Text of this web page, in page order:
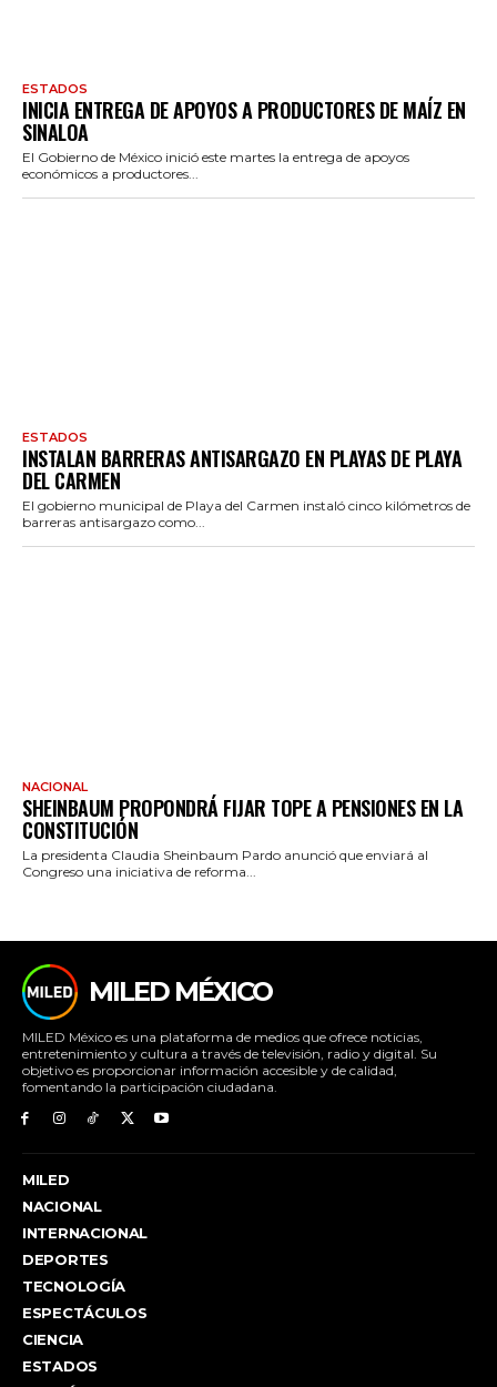
ESTADOS
INICIA ENTREGA DE APOYOS A PRODUCTORES DE MAÍZ EN
SINALOA
El Gobierno de México inició este martes la entrega de apoyos
económicos a productores...
ESTADOS
INSTALAN BARRERAS ANTISARGAZO EN PLAYAS DE PLAYA
DEL CARMEN
El gobierno municipal de Playa del Carmen instaló cinco kilómetros de
barreras antisargazo como...
NACIONAL
SHEINBAUM PROPONDRÁ FIJAR TOPE A PENSIONES EN LA
CONSTITUCIÓN
La presidenta Claudia Sheinbaum Pardo anunció que enviará al
Congreso una iniciativa de reforma...
MILED MÉXICO
MILED México es una plataforma de medios que ofrece noticias,
entretenimiento y cultura a través de televisión, radio y digital. Su
objetivo es proporcionar información accesible y de calidad,
fomentando la participación ciudadana.
MILED
NACIONAL
INTERNACIONAL
DEPORTES
TECNOLOGÍA
ESPECTÁCULOS
CIENCIA
ESTADOS